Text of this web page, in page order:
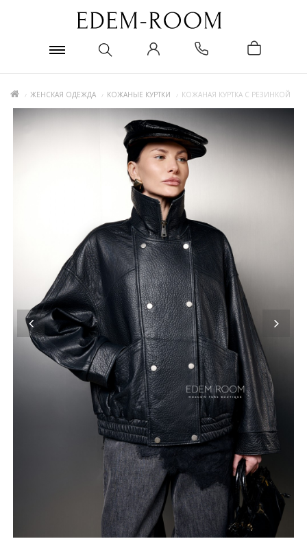
ЖЕНСКАЯ ОДЕЖДА КОЖАНЫЕ КУРТКИ КОЖАНАЯ КУРТКА С РЕЗИНКОЙ